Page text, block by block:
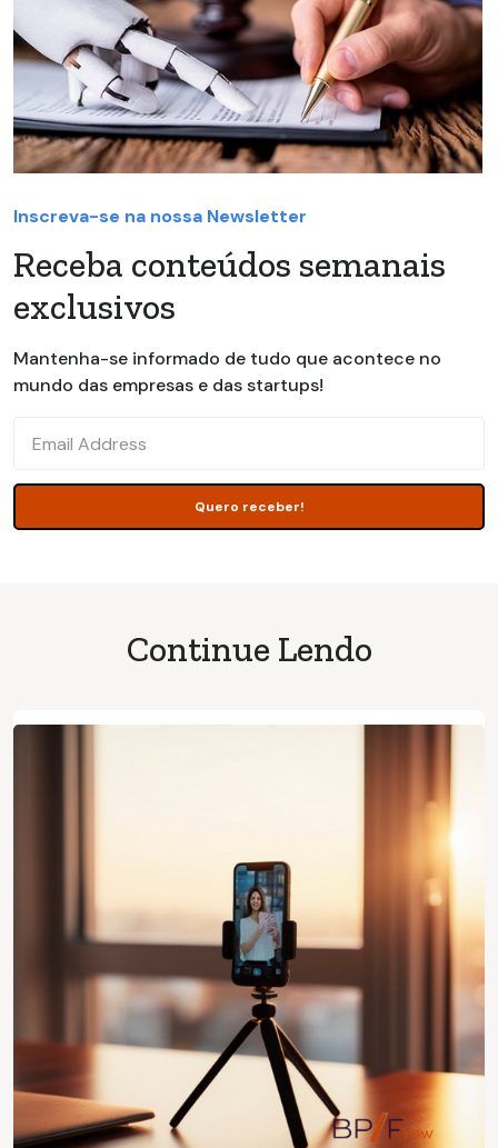
Inscreva-se na nossa Newsletter
Receba conteúdos semanais
exclusivos
Mantenha-se informado de tudo que acontece no
mundo das empresas e das startups!
Continue Lendo